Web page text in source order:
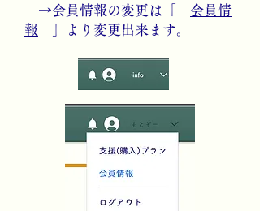
→会員情報の変更は「 会員情
報 」より変更出来ます。